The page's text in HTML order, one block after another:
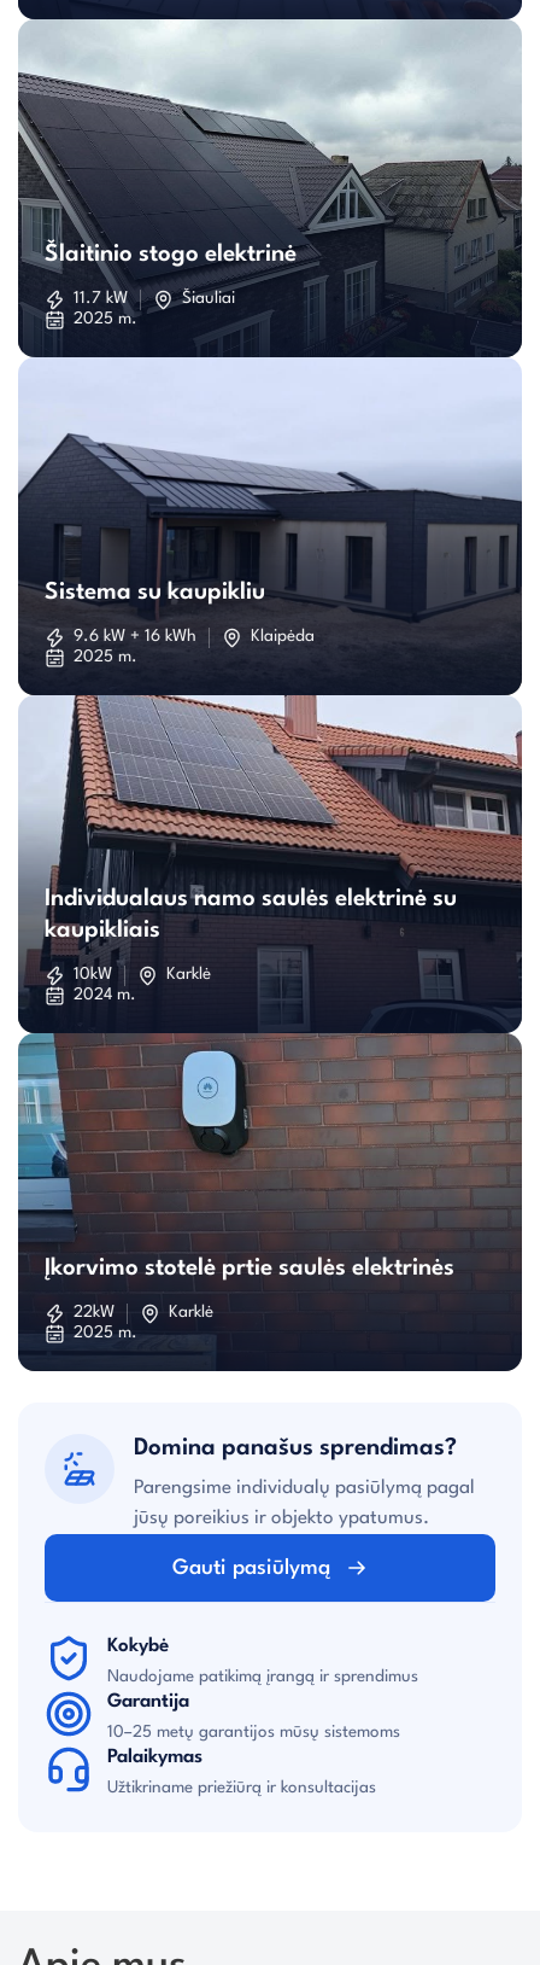
Šlaitinio
stogo
elektrinė
Šlaitinio stogo elektrinė
11.7 kW
Šiauliai
2025 m.
Sistema
su
kaupikliu
Sistema su kaupikliu
9.6 kW + 16 kWh
Klaipėda
2025 m.
Individualaus
namo
saulės
elektrinė
su
kaupikliais
Individualaus namo saulės elektrinė su
kaupikliais
10kW
Karklė
2024 m.
Įkorvimo
stotelė
Įkorvimo stotelė prtie saulės elektrinės
22kW
Karklė
2025 m.
Domina panašus sprendimas?
Parengsime individualų pasiūlymą pagal
jūsų poreikius ir objekto ypatumus.
Gauti pasiūlymą
Kokybė
Naudojame patikimą įrangą ir sprendimus
Garantija
10–25 metų garantijos mūsų sistemoms
Palaikymas
Užtikriname priežiūrą ir konsultacijas